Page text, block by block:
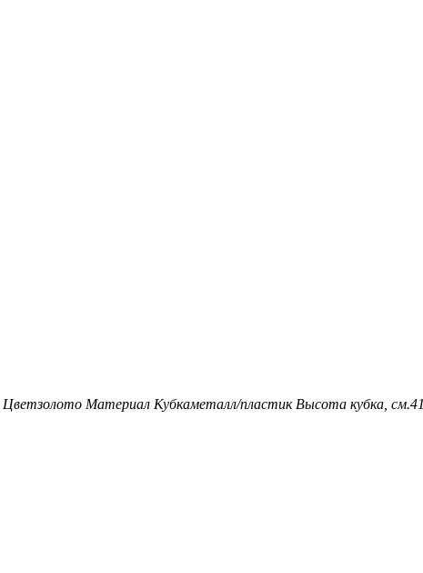
Цветзолото Материал Кубкаметалл/пластик Высота кубка, см.41